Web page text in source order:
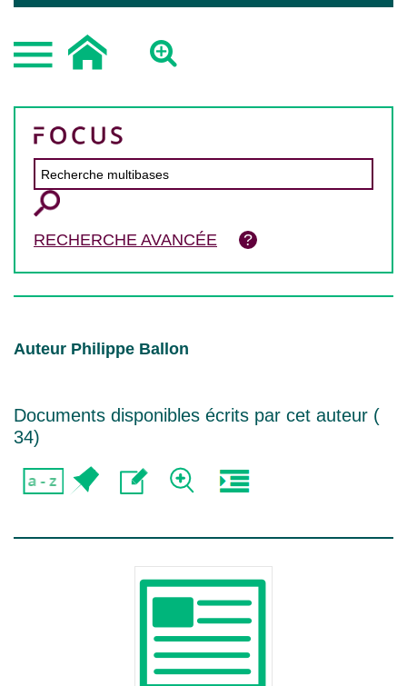
RECHERCHE AVANCÉE
Auteur Philippe Ballon
Documents disponibles écrits par cet auteur (
34)